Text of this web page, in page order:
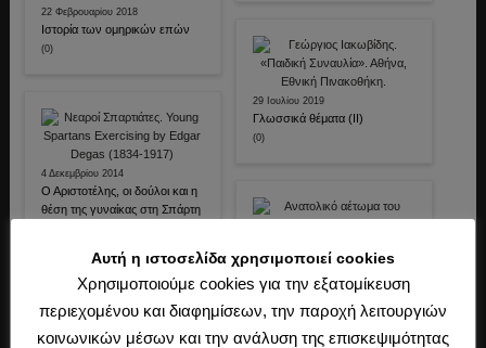
22 Φεβρουαρίου 2018
Ιστορία των ομηρικών επών
(0)
4 Δεκεμβρίου 2014
Ο Αριστοτέλης, οι δούλοι και η
θέση της γυναίκας στη Σπάρτη
29 Ιουλίου 2019
Γλωσσικά θέματα (ΙΙ)
(0)
22 Ιανουαρίου 2020
διαφοροποίηση του ακρατή
από τον ακόλαστο
Αυτή η ιστοσελίδα χρησιμοποιεί cookies
Χρησιμοποιούμε cookies για την εξατομίκευση
περιεχομένου και διαφημίσεων, την παροχή λειτουργιών
κοινωνικών μέσων και την ανάλυση της επισκεψιμότητας